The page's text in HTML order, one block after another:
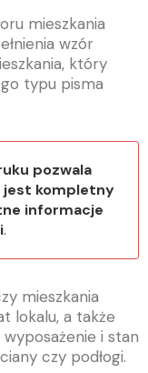
mieszkania
wzór
który
typu pisma
pozwala
jest kompletny
informacje
.
mieszkania
lokalu, a także
i stan
czy podłogi.